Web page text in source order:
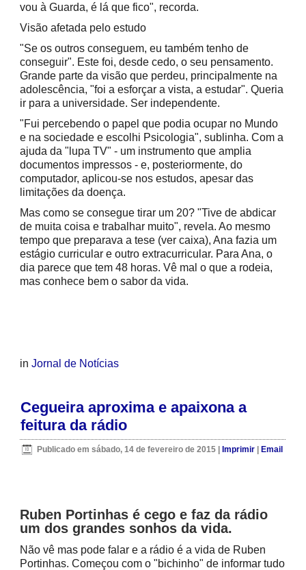
vou à Guarda, é lá que fico", recorda.
Visão afetada pelo estudo
"Se os outros conseguem, eu também tenho de
conseguir". Este foi, desde cedo, o seu pensamento.
Grande parte da visão que perdeu, principalmente na
adolescência, "foi a esforçar a vista, a estudar". Queria
ir para a universidade. Ser independente.
"Fui percebendo o papel que podia ocupar no Mundo
e na sociedade e escolhi Psicologia", sublinha. Com a
ajuda da "lupa TV" - um instrumento que amplia
documentos impressos - e, posteriormente, do
computador, aplicou-se nos estudos, apesar das
limitações da doença.
Mas como se consegue tirar um 20? "Tive de abdicar
de muita coisa e trabalhar muito", revela. Ao mesmo
tempo que preparava a tese (ver caixa), Ana fazia um
estágio curricular e outro extracurricular. Para Ana, o
dia parece que tem 48 horas. Vê mal o que a rodeia,
mas conhece bem o sabor da vida.
inJornal de Notícias
Cegueira aproxima e apaixona a
feitura da rádio
Publicado em sábado, 14 de fevereiro de 2015 |Imprimir |Email
Ruben Portinhas é cego e faz da rádio
um dos grandes sonhos da vida.
Não vê mas pode falar e a rádio é a vida de Ruben
Portinhas. Começou com o "bichinho" de informar tudo